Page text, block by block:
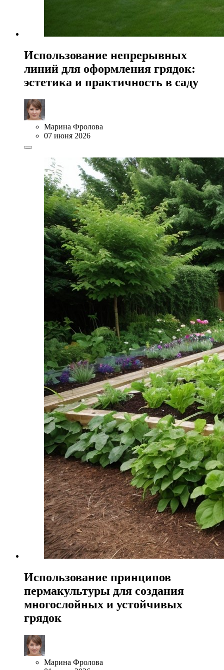
Использование непрерывных
линий для оформления грядок:
эстетика и практичность в саду
Марина Фролова
07 июня 2026
Использование принципов
пермакультуры для создания
многослойных и устойчивых
грядок
Марина Фролова